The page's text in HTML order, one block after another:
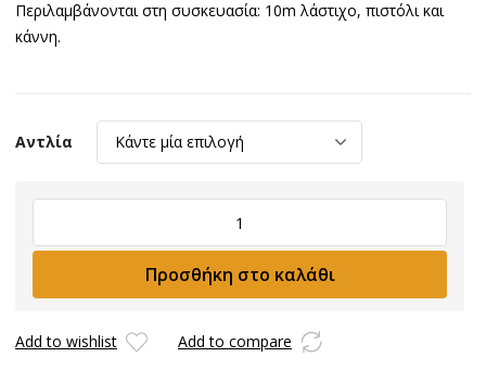
Περιλαμβάνονται στη συσκευασία: 10m λάστιχο, πιστόλι και
κάννη.
Αντλία
αντλία
νερού
900lt/h-
Προσθήκη στο καλάθι
Add to wishlist Add to compare